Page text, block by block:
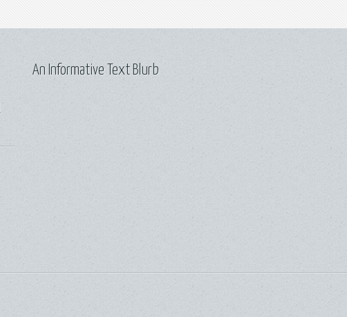
An Informative Text Blurb